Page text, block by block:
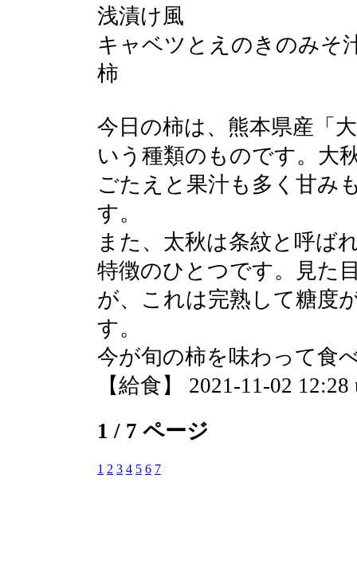
浅漬け風
キャベツとえのきのみそ
柿
今日の柿は、熊本県産「
いう種類のものです。大
ごたえと果汁も多く甘み
す。
また、太秋は条紋と呼ば
特徴のひとつです。見た
が、これは完熟して糖度
す。
今が旬の柿を味わって食
【給食】 2021-11-02 12:28
1 / 7 ページ
1 2 3 4 5 6 7